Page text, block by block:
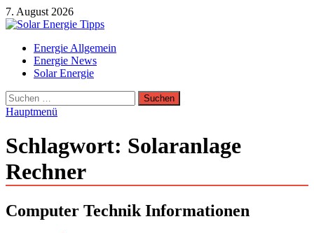
Zum
Inhalt
7. August 2026
Solar Energie Tipps
Solar Energie und Photovoltaik Informationen und Tipps
Energie Allgemein
Energie News
Solar Energie
Suchen
nach:
Hauptmenü
Schlagwort: Solaranlage
Rechner
Computer Technik Informationen